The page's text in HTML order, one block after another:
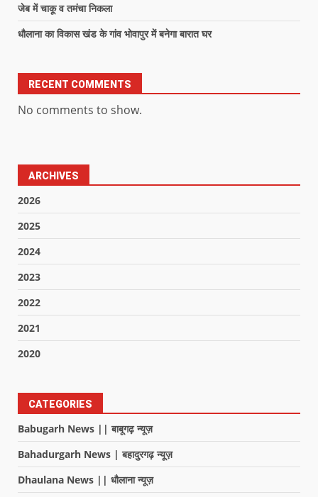
जेब में चाकू व तमंचा निकला
धौलाना का विकास खंड के गांव भोवापुर में बनेगा बारात घर
RECENT COMMENTS
No comments to show.
ARCHIVES
2026
2025
2024
2023
2022
2021
2020
CATEGORIES
Babugarh News || बाबूगढ़ न्यूज़
Bahadurgarh News | बहादुरगढ़ न्यूज़
Dhaulana News || धौलाना न्यूज़